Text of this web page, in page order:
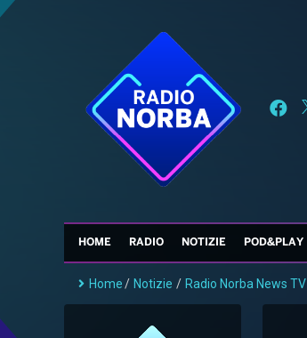
HOME RADIO NOTIZIE POD&PLAY
Home/ Notizie / Radio Norba News TV